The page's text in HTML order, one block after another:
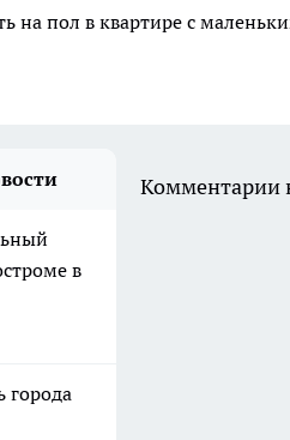
на пол в квартире с
в
города
Комментарии